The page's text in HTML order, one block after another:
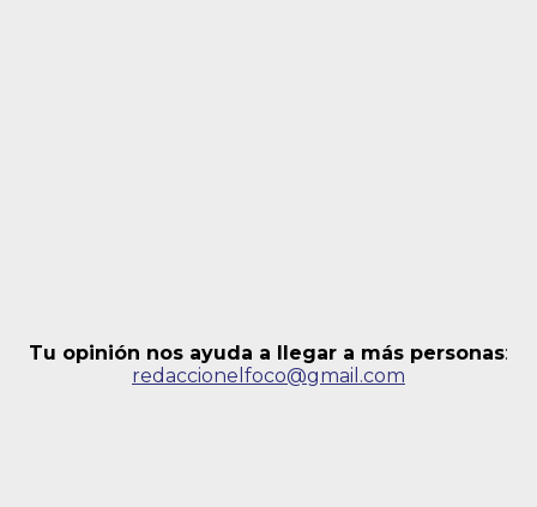
Tu opinión nos ayuda a llegar a más personas:
redaccionelfoco@gmail.com